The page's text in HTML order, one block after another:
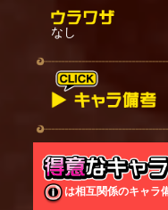
なし
スキルが発動すると
ジを与え、
最大3体まで打ち上げ
打ち上げられた敵は
動する。
は相互関係のキャラ